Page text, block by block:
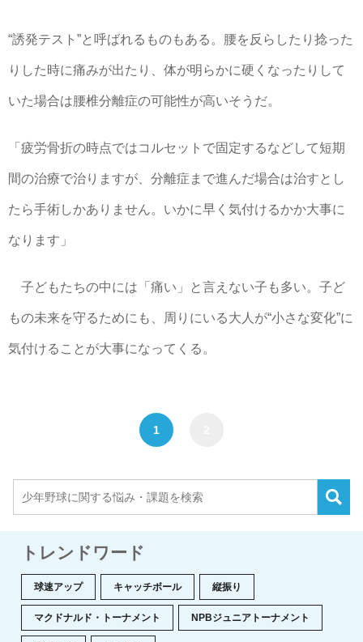
“誘発テスト”と呼ばれるものもある。腰を反らしたり捻った
りした時に痛みが出たり、体が明らかに硬くなったりして
いた場合は腰椎分離症の可能性が高いそうだ。
「疲労骨折の時点ではコルセットで固定するなどして短期
間の治療で治りますが、分離症まで進んだ場合は治すとし
たら手術しかありません。いかに早く気付けるかか大事に
なります」
子どもたちの中には「痛い」と言えない子も多い。子ど
もの未来を守るためにも、周りにいる大人が“小さな変化”に
気付けることが大事になってくる。
1
トレンドワード
球速アップ キャッチボール 縦振り
マクドナルド・トーナメント NPBジュニアトーナメント